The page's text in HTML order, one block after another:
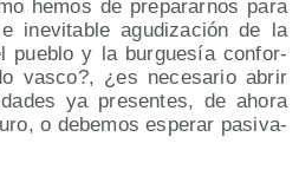
hemos de pre­pa­rar­nos para
inevi­ta­ble agu­di­za­ción de la
pue­blo y la bur­gue­sía con­for­
vas­co?, ¿es nece­sa­rio abrir
ya pre­sen­tes, de aho­ra
o debe­mos espe­rar pasi­va­